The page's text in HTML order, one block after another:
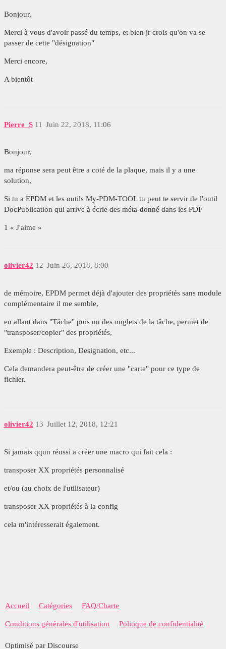
Bonjour,
Merci à vous d'avoir passé du temps, et bien jr crois qu'on va se
passer de cette "désignation"
Merci encore,
A bientôt
Pierre_S Juin 22, 2018, 11:06
11
Bonjour,
ma réponse sera peut être a coté de la plaque, mais il y a une
solution,
Si tu a EPDM et les outils My-PDM-TOOL tu peut te servir de l'outil
DocPublication qui arrive à écrie des méta-donné dans les PDF
1 « J'aime »
olivier42 Juin 26, 2018, 8:00
12
de mémoire, EPDM permet déjà d'ajouter des propriétés sans module
complémentaire il me semble,
en allant dans "Tâche" puis un des onglets de la tâche, permet de
"transposer/copier" des propriétés,
Exemple : Description, Designation, etc...
Cela demandera peut-être de créer une "carte" pour ce type de
fichier.
olivier42 Juillet 12, 2018, 12:21
13
Si jamais qqun réussi a créer une macro qui fait cela :
transposer XX propriétés personnalisé
et/ou (au choix de l'utilisateur)
transposer XX propriétés à la config
cela m'intéresserait également.
Accueil Catégories FAQ/Charte
Conditions générales d'utilisation Politique de confidentialité
Optimisé par Discourse